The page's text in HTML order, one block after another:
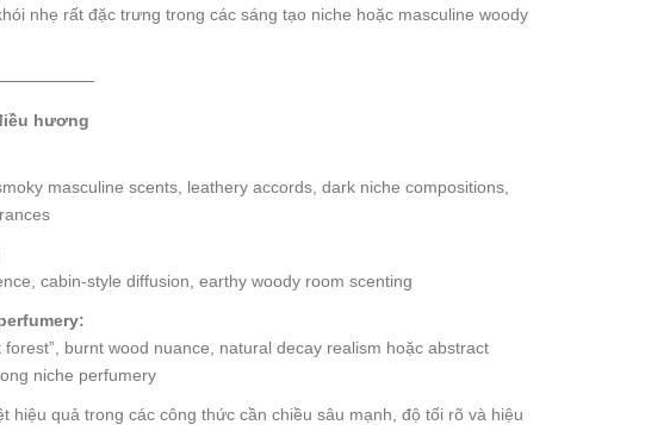
nhẹ rất đặc trưng trong các sáng tạo niche hoặc masculine woody
hương
masculine scents, leathery accords, dark niche compositions,
cabin-style diffusion, earthy woody room scenting
forest”, burnt wood nuance, natural decay realism hoặc abstract
niche perfumery
hiệu quả trong các công thức cần chiều sâu mạnh, độ tối rõ và hiệu